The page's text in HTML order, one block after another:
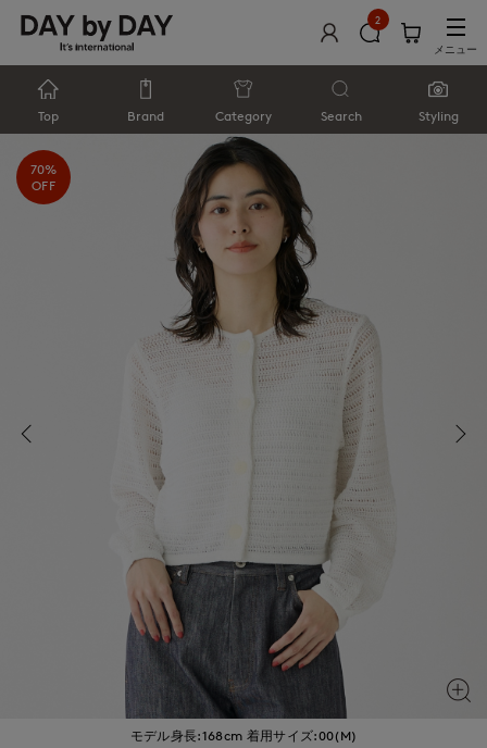
2
メニュー
Top Brand Category Search Styling
モデル身長:168cm 着用サイズ:00(M)
70%
OFF